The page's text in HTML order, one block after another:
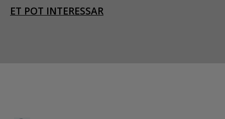
ET POT INTERESSAR